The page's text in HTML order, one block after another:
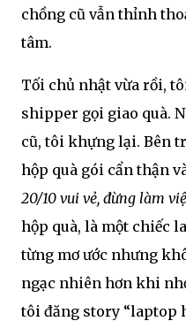
chồng cũ vẫn thỉnh
tâm.
Tối chủ nhật vừa rồi,
shipper gọi giao quà.
cũ, tôi khựng lại. Bên
hộp quà gói cẩn thận
20/10 vui vẻ, đừng làm
hộp quà, là một chiếc
từng mơ ước nhưng
ngạc nhiên hơn khi
tôi đăng story “laptop